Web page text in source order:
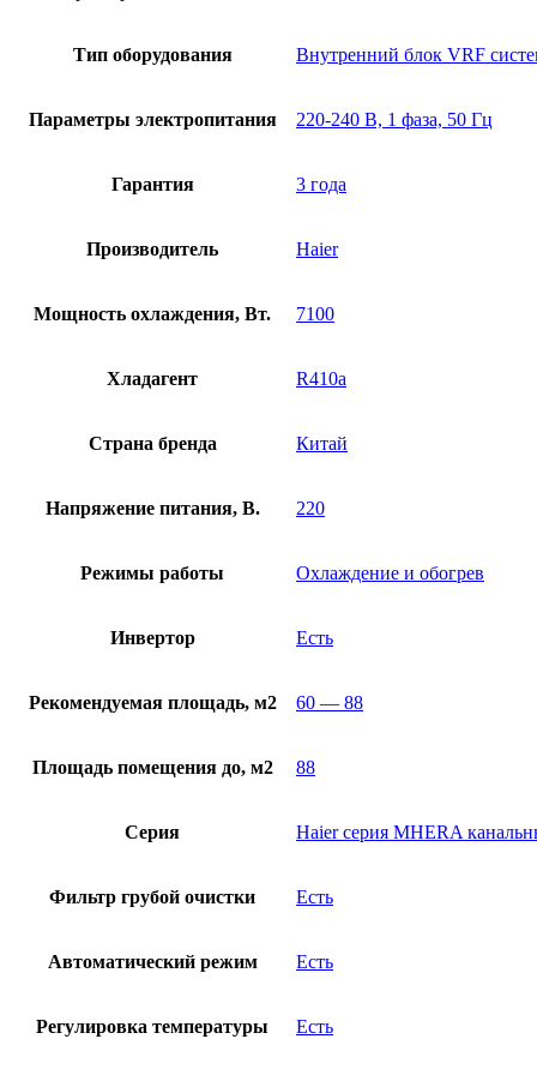
Тип оборудования Внутренний блок VRF
Параметры электропитания 220-240 В, 1 фаза, 50 Гц
Гарантия 3 года
Производитель Haier
Мощность охлаждения, Вт. 7100
Хладагент R410a
Страна бренда Китай
Напряжение питания, В. 220
Режимы работы Охлаждение и обогрев
Инвертор Есть
Рекомендуемая площадь, м2 60 — 88
Площадь помещения до, м2 88
Серия Haier серия MHERA
Фильтр грубой очистки Есть
Автоматический режим Есть
Регулировка температуры Есть